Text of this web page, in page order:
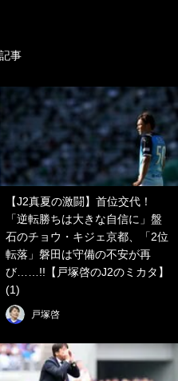
事
【J2真夏の激闘】首位交代！
「逆転勝ちは大きな自信に」盤
石のチョウ・キジェ京都、「2位
転落」磐田は守備の不安が再
び……!!【戸塚啓のJ2のミカタ】
(1)
戸塚啓